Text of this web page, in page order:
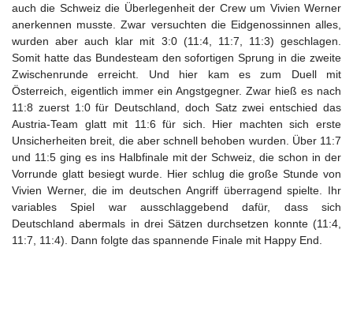
auch die Schweiz die Überlegenheit der Crew um Vivien Werner
anerkennen musste. Zwar versuchten die Eidgenossinnen alles,
wurden aber auch klar mit 3:0 (11:4, 11:7, 11:3) geschlagen.
Somit hatte das Bundesteam den sofortigen Sprung in die zweite
Zwischenrunde erreicht. Und hier kam es zum Duell mit
Österreich, eigentlich immer ein Angstgegner. Zwar hieß es nach
11:8 zuerst 1:0 für Deutschland, doch Satz zwei entschied das
Austria-Team glatt mit 11:6 für sich. Hier machten sich erste
Unsicherheiten breit, die aber schnell behoben wurden. Über 11:7
und 11:5 ging es ins Halbfinale mit der Schweiz, die schon in der
Vorrunde glatt besiegt wurde. Hier schlug die große Stunde von
Vivien Werner, die im deutschen Angriff überragend spielte. Ihr
variables Spiel war ausschlaggebend dafür, dass sich
Deutschland abermals in drei Sätzen durchsetzen konnte (11:4,
11:7, 11:4). Dann folgte das spannende Finale mit Happy End.